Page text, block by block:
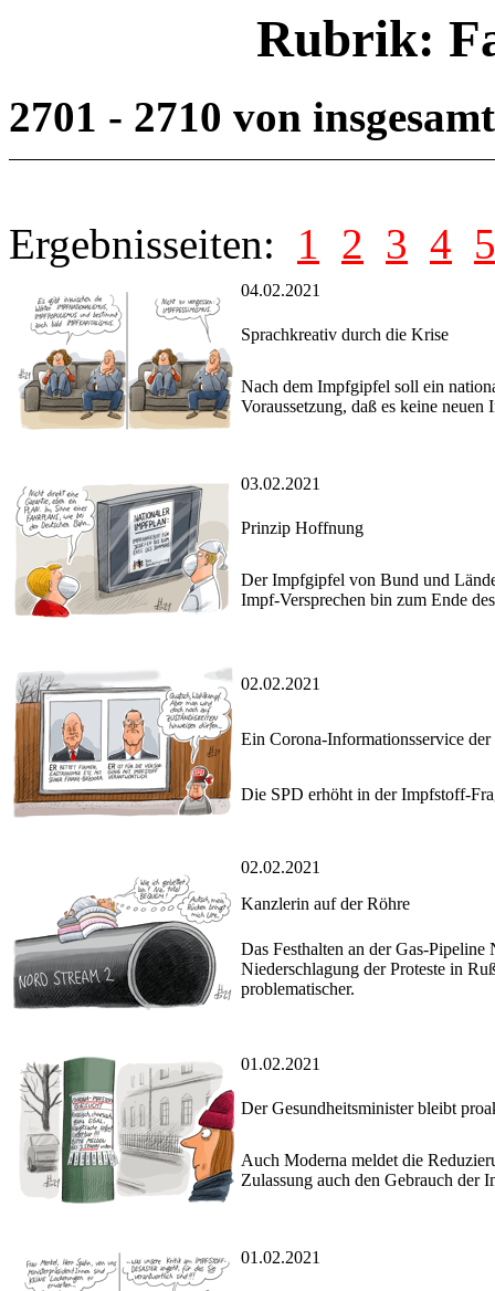
Rubrik:
2701 - 2710 von
Ergebnisseiten: 1 2 3 4 5
04.02.2021
Sprachkreativ durch die Krise
Nach dem Impfgipfel soll ein
Voraussetzung, daß es keine
03.02.2021
Prinzip Hoffnung
Der Impfgipfel von Bund und
Impf-Versprechen bin zum Ende
02.02.2021
Ein Corona-Informationsservice der
Die SPD erhöht in der Impfstoff-
02.02.2021
Kanzlerin auf der Röhre
Das Festhalten an der Gas-
Niederschlagung der Proteste in
problematischer.
01.02.2021
Der Gesundheitsminister bleibt
Auch Moderna meldet die
Zulassung auch den Gebrauch der
01.02.2021